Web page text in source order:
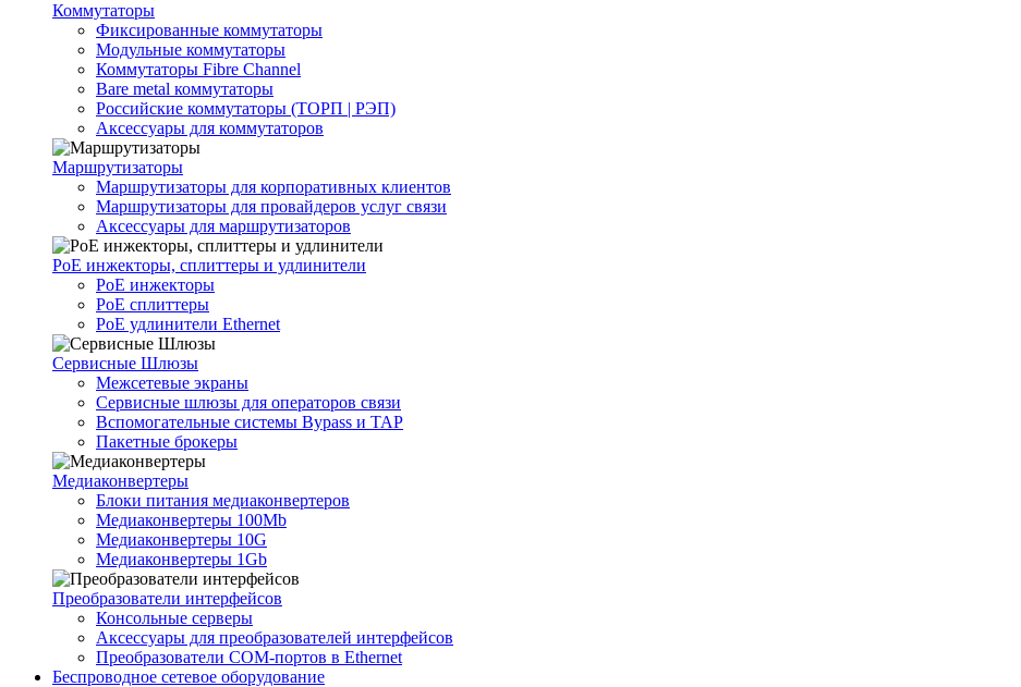
Коммутаторы
Фиксированные коммутаторы
Модульные коммутаторы
Коммутаторы Fibre Channel
Bare metal коммутаторы
Российские коммутаторы (ТОРП | РЭП)
Аксессуары для коммутаторов
Маршрутизаторы
Маршрутизаторы для корпоративных клиентов
Маршрутизаторы для провайдеров услуг связи
Аксессуары для маршрутизаторов
PoE инжекторы, сплиттеры и удлинители
PoE инжекторы
PoE сплиттеры
PoE удлинители Ethernet
Сервисные Шлюзы
Межсетевые экраны
Сервисные шлюзы для операторов связи
Вспомогательные системы Bypass и TAP
Пакетные брокеры
Медиаконвертеры
Блоки питания медиаконвертеров
Медиаконвертеры 100Mb
Медиаконвертеры 10G
Медиаконвертеры 1Gb
Преобразователи интерфейсов
Консольные серверы
Аксессуары для преобразователей интерфейсов
Преобразователи COM-портов в Ethernet
Беспроводное сетевое оборудование